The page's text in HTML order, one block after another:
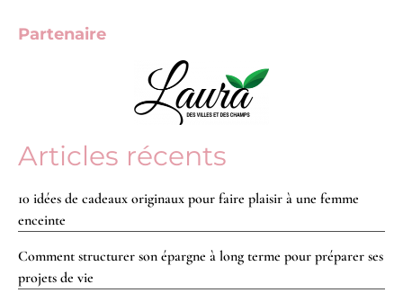
Partenaire
Articles récents
10 idées de cadeaux originaux pour faire plaisir à une femme
enceinte
Comment structurer son épargne à long terme pour préparer ses
projets de vie